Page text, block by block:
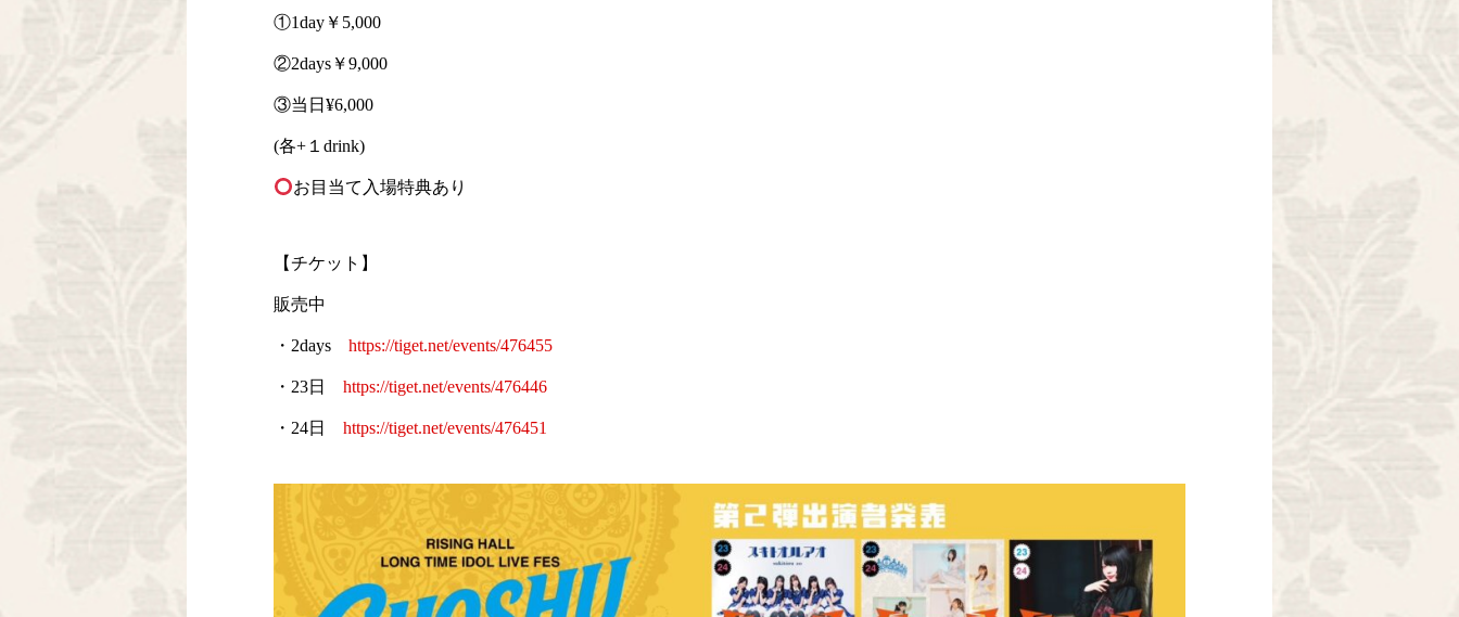
①1day￥5,000
②2days￥9,000
③当日¥6,000
(各+１drink)
お目当て入場特典あり
【チケット】
販売中
・2days https://tiget.net/events/476455
・23日 https://tiget.net/events/476446
・24日 https://tiget.net/events/476451